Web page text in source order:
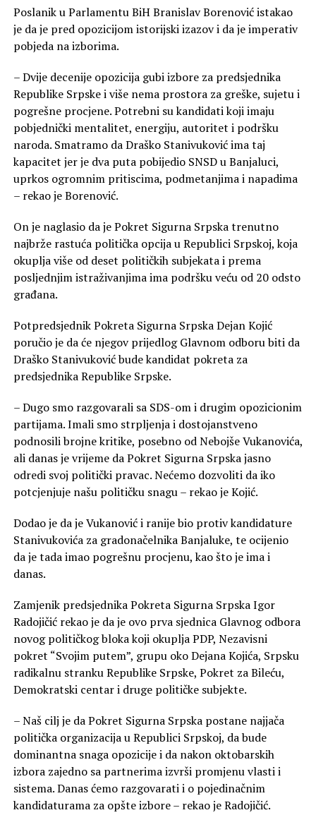
Poslanik u Parlamentu BiH Branislav Borenović istakao
je da je pred opozicijom istorijski izazov i da je imperativ
pobjeda na izborima.
– Dvije decenije opozicija gubi izbore za predsjednika
Republike Srpske i više nema prostora za greške, sujetu i
pogrešne procjene. Potrebni su kandidati koji imaju
pobjednički mentalitet, energiju, autoritet i podršku
naroda. Smatramo da Draško Stanivuković ima taj
kapacitet jer je dva puta pobijedio SNSD u Banjaluci,
uprkos ogromnim pritiscima, podmetanjima i napadima
– rekao je Borenović.
On je naglasio da je Pokret Sigurna Srpska trenutno
najbrže rastuća politička opcija u Republici Srpskoj, koja
okuplja više od deset političkih subjekata i prema
posljednjim istraživanjima ima podršku veću od 20 odsto
građana.
Potpredsjednik Pokreta Sigurna Srpska Dejan Kojić
poručio je da će njegov prijedlog Glavnom odboru biti da
Draško Stanivuković bude kandidat pokreta za
predsjednika Republike Srpske.
– Dugo smo razgovarali sa SDS-om i drugim opozicionim
partijama. Imali smo strpljenja i dostojanstveno
podnosili brojne kritike, posebno od Nebojše Vukanovića,
ali danas je vrijeme da Pokret Sigurna Srpska jasno
odredi svoj politički pravac. Nećemo dozvoliti da iko
potcjenjuje našu političku snagu – rekao je Kojić.
Dodao je da je Vukanović i ranije bio protiv kandidature
Stanivukovića za gradonačelnika Banjaluke, te ocijenio
da je tada imao pogrešnu procjenu, kao što je ima i
danas.
Zamjenik predsjednika Pokreta Sigurna Srpska Igor
Radojičić rekao je da je ovo prva sjednica Glavnog odbora
novog političkog bloka koji okuplja PDP, Nezavisni
pokret “Svojim putem”, grupu oko Dejana Kojića, Srpsku
radikalnu stranku Republike Srpske, Pokret za Bileću,
Demokratski centar i druge političke subjekte.
– Naš cilj je da Pokret Sigurna Srpska postane najjača
politička organizacija u Republici Srpskoj, da bude
dominantna snaga opozicije i da nakon oktobarskih
izbora zajedno sa partnerima izvrši promjenu vlasti i
sistema. Danas ćemo razgovarati i o pojedinačnim
kandidaturama za opšte izbore – rekao je Radojičić.